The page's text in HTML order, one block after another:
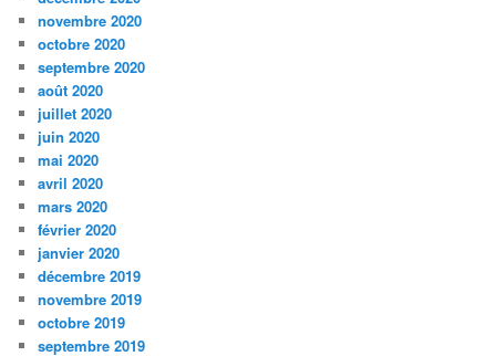
novembre 2020
octobre 2020
septembre 2020
août 2020
juillet 2020
juin 2020
mai 2020
avril 2020
mars 2020
février 2020
janvier 2020
décembre 2019
novembre 2019
octobre 2019
septembre 2019